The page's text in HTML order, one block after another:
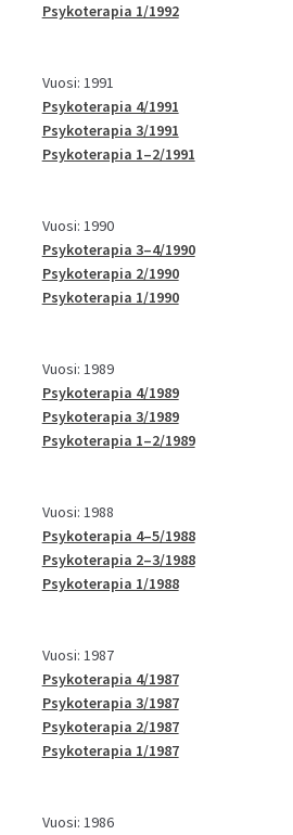
Psykoterapia 1/1992
Vuosi: 1991
Psykoterapia 4/1991
Psykoterapia 3/1991
Psykoterapia 1–2/1991
Vuosi: 1990
Psykoterapia 3–4/1990
Psykoterapia 2/1990
Psykoterapia 1/1990
Vuosi: 1989
Psykoterapia 4/1989
Psykoterapia 3/1989
Psykoterapia 1–2/1989
Vuosi: 1988
Psykoterapia 4–5/1988
Psykoterapia 2–3/1988
Psykoterapia 1/1988
Vuosi: 1987
Psykoterapia 4/1987
Psykoterapia 3/1987
Psykoterapia 2/1987
Psykoterapia 1/1987
Vuosi: 1986